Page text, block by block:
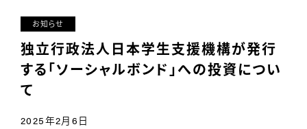
お知らせ
独立行政法人日本学生支援機構が発行
する「ソーシャルボンド」への投資につい
て
2025年2月6日